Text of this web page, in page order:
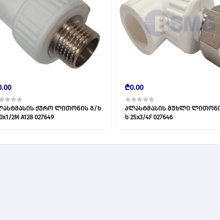
ქურო ლითონის გ/ხ
S20x1/2M A128 027649
₾0.00
პლასტმასის მუხლი
ხ 25x3/4F 027646